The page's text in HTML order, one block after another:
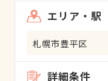
エリア・駅
札幌市豊平区
詳細条件